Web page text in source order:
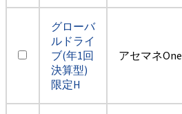
グローバ
ルドライ
ブ(年1回
決算型)
限定H
アセマネOne